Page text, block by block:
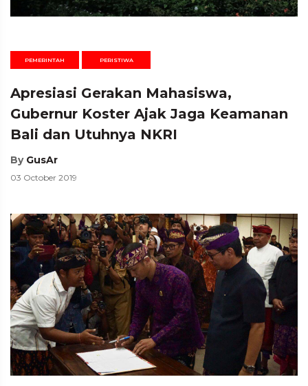
PEMERINTAH PERISTIWA
Apresiasi Gerakan Mahasiswa,
Gubernur Koster Ajak Jaga Keamanan
Bali dan Utuhnya NKRI
By GusAr
03 October 2019